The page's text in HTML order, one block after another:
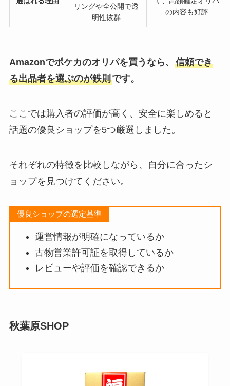
リングや全公開で透
明性抜群
の内容も好評
Amazonでポケカのオリパを買うなら、 信頼でき
る出品者を選ぶのが鉄則です。
ここでは購入者の評価が高く、安全に楽しめると
話題の優良ショップを5つ厳選しました。
それぞれの特徴を比較しながら、自分に合ったシ
ョップを見つけてください。
優良ショップの選定基準
運営情報が明確になっているか
古物営業許可証を取得しているか
レビューや評価を確認できるか
秋葉原SHOP